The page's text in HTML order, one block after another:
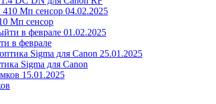
04.02.2025
Мп сенсор
01.02.2025
в феврале
25.01.2025
Sigma для Canon
15.01.2025